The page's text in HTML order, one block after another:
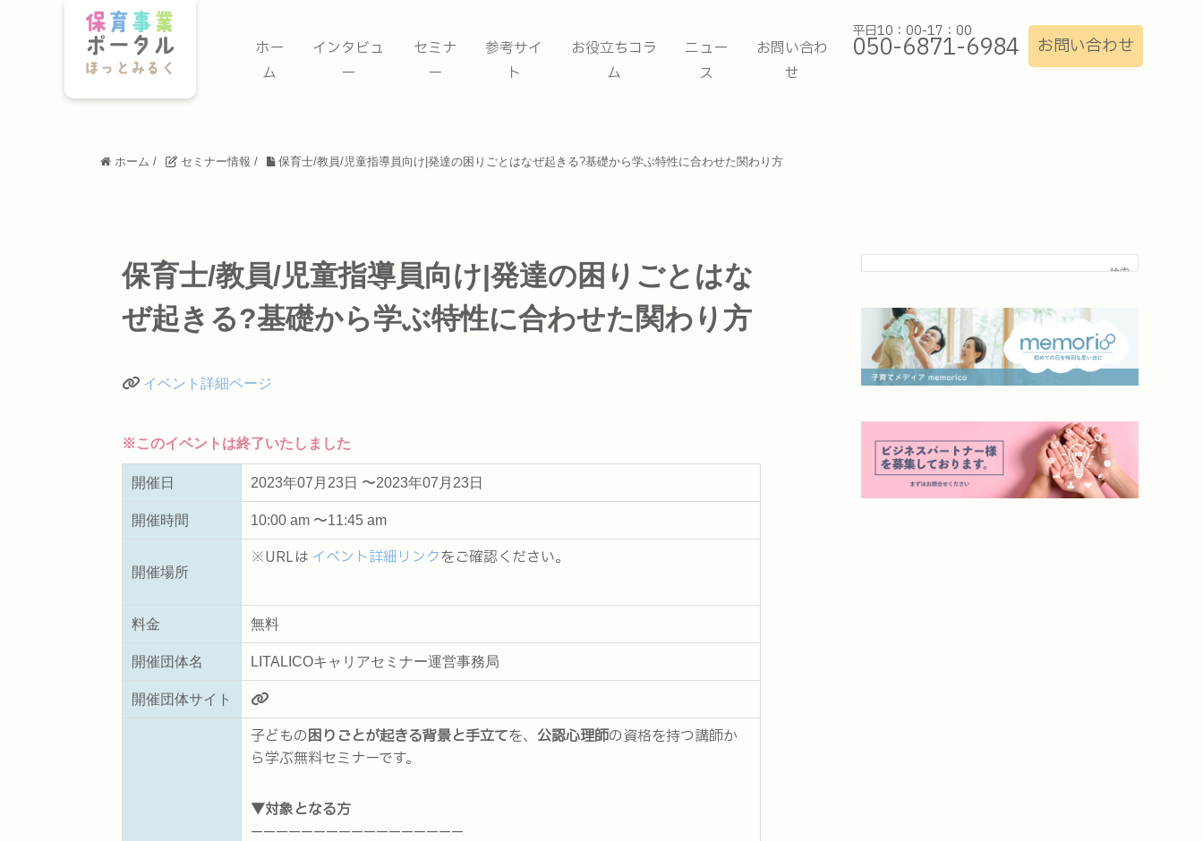
平日10：00-17：00
050-6871-6984 お問い合わせ
ホー
ム
インタビュ
ー
セミナ
ー
参考サイ
ト
お役立ちコラ
ム
ニュー
ス
お問い合わ
せ
ホーム / セミナー情報 / 保育士/教員/児童指導員向け|発達の困りごとはなぜ起きる?基礎から学ぶ特性に合わせた関わり方
保育士/教員/児童指導員向け|発達の困りごとはな
ぜ起きる?基礎から学ぶ特性に合わせた関わり方
イベント詳細ページ
※このイベントは終了いたしました
開催日 2023年07月23日 〜2023年07月23日
開催時間 10:00 am 〜11:45 am
開催場所
※URLは イベント詳細リンクをご確認ください。
料金 無料
開催団体名 LITALICOキャリアセミナー運営事務局
開催団体サイト
子どもの困りごとが起きる背景と手立てを、 公認心理師の資格を持つ講師か
ら学ぶ無料セミナーです。
▼対象となる方
—————————————————
検索